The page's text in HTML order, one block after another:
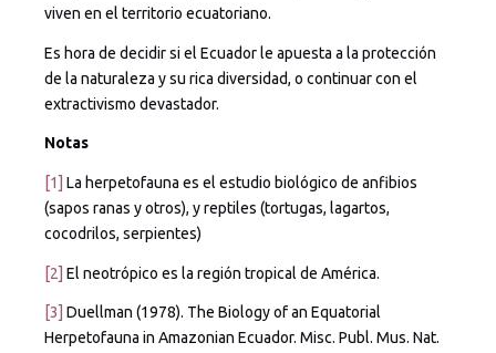
viven en el territorio ecuatoriano.
Es hora de decidir si el Ecuador le apuesta a la protección
de la naturaleza y su rica diversidad, o continuar con el
extractivismo devastador.
Notas
[1] La herpetofauna es el estudio biológico de anfibios
(sapos ranas y otros), y reptiles (tortugas, lagartos,
cocodrilos, serpientes)
[2] El neotrópico es la región tropical de América.
[3] Duellman (1978). The Biology of an Equatorial
Herpetofauna in Amazonian Ecuador. Misc. Publ. Mus. Nat.